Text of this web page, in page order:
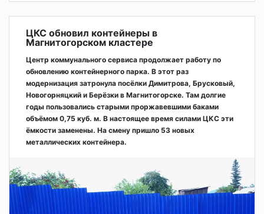
ЦКС обновил контейнеры в
Магнитогорском кластере
Центр коммунального сервиса продолжает работу по
обновлению контейнерного парка. В этот раз
модернизация затронула посёлки Димитрова, Брусковый,
Новогорняцкий и Берёзки в Магнитогорске. Там долгие
годы пользовались старыми проржавевшими баками
объёмом 0,75 куб. м. В настоящее время силами ЦКС эти
ёмкости заменены. На смену пришло 53 новых
металлических контейнера.